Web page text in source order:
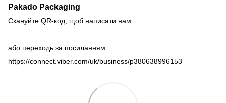
Pakado Packaging
Скануйте QR-код, щоб написати нам
або переходь за посиланням:
https://connect.viber.com/uk/business/p380638996153